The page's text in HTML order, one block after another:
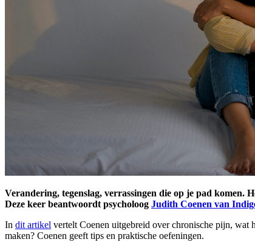
Verandering, tegenslag, verrassingen die op je pad komen.
Deze keer beantwoordt psycholoog Judith Coenen van
In dit artikel vertelt Coenen uitgebreid over chronische pijn, wat
maken? Coenen geeft tips en praktische oefeningen.